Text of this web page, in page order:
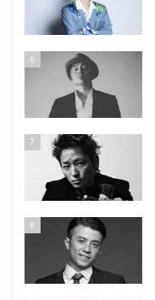
6
7
8